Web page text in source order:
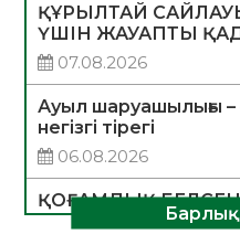
ҚҰРЫЛТАЙ
ҮШІН ЖАУАПТЫ
07.08.2026
Ауыл шаруашылығы
негізгі тірегі
06.08.2026
ҚОҒАМДЫҚ
ДАМУЫНЫҢ НЕГІЗІ